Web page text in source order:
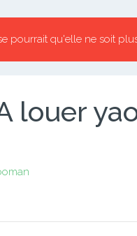
pourrait qu'elle ne soit
louer